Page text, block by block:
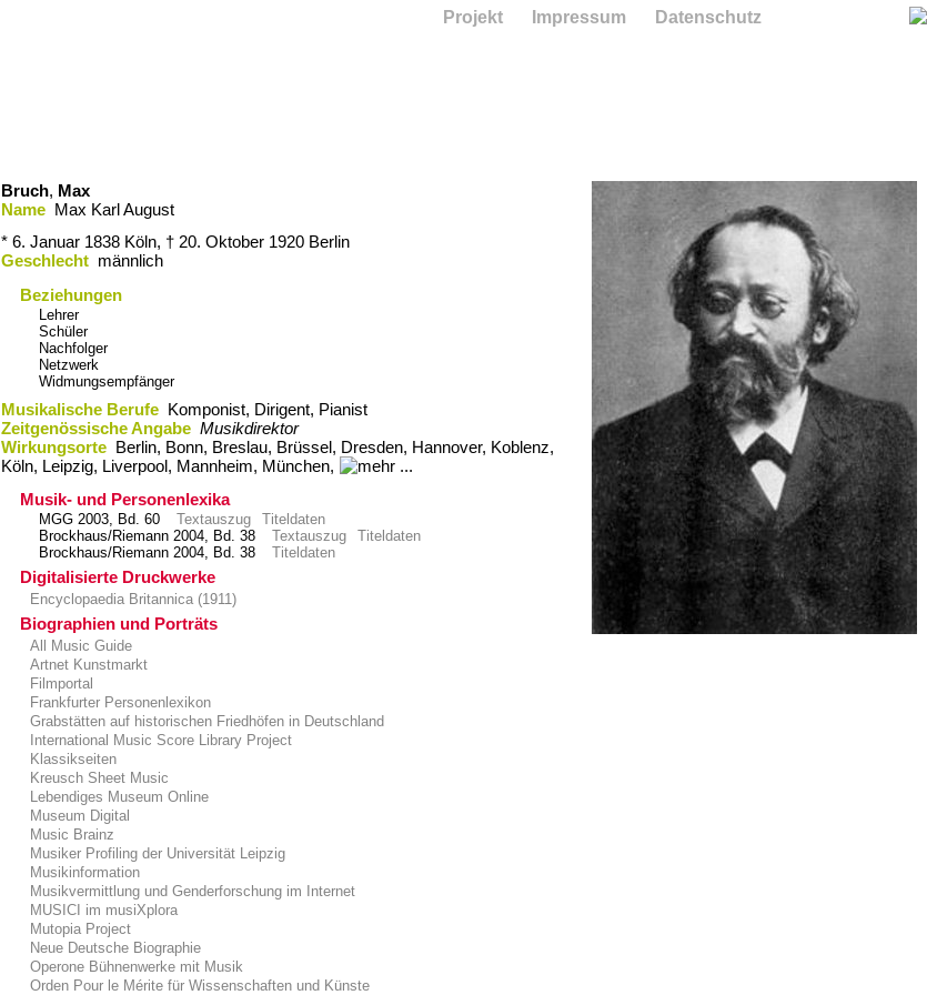
Bruch, Max
Name Max Karl August
* 6. Januar 1838 Köln, † 20. Oktober 1920 Berlin
Geschlecht männlich
Beziehungen
Lehrer
Schüler
Nachfolger
Netzwerk
Widmungsempfänger
Musikalische Berufe Komponist, Dirigent, Pianist
Zeitgenössische Angabe Musikdirektor
Wirkungsorte Berlin,​ Bonn,​ Breslau,​ Brüssel,​ Dresden,​ Hannover,​ Koblenz,​
Köln,​ Leipzig,​ Liverpool,​ Mannheim,​ München,
Musik- und Personenlexika
MGG 2003, Bd. 60 Textauszug
Titeldaten
Brockhaus/Riemann 2004, Bd. 38
Textauszug
Titeldaten
Brockhaus/Riemann 2004, Bd. 38
Titeldaten
Digitalisierte Druckwerke
Encyclopaedia Britannica (1911)
Biographien und Porträts
All Music Guide
Artnet Kunstmarkt
Filmportal
Frankfurter Personenlexikon
Grabstätten auf historischen Friedhöfen in Deutschland
International Music Score Library Project
Klassikseiten
Kreusch Sheet Music
Lebendiges Museum Online
Museum Digital
Music Brainz
Musiker Profiling der Universität Leipzig
Musikinformation
Musikvermittlung und Genderforschung im Internet
MUSICI im musiXplora
Mutopia Project
Neue Deutsche Biographie
Operone Bühnenwerke mit Musik
Orden Pour le Mérite für Wissenschaften und Künste
Projekt Impressum Datenschutz